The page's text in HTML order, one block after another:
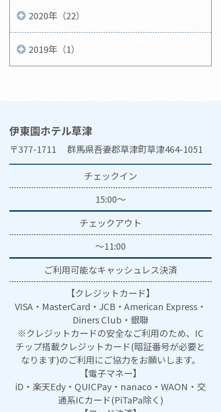
2020年（22）
2019年（1）
伊東園ホテル草津
〒377-1711 群馬県吾妻郡草津町草津464-1051
チェックイン
15:00～
チェックアウト
～11:00
ご利用可能なキャッシュレス決済
【クレジットカード】
VISA・MasterCard・JCB・American Express・
Diners Club・銀聯
※クレジットカードの安全なご利用のため、IC
チップ搭載クレジットカード(暗証番号が必要と
なります)のご利用にご協力をお願いします。
【電子マネー】
iD・楽天Edy・QUICPay・nanaco・WAON・交
通系ICカード(PiTaPa除く)